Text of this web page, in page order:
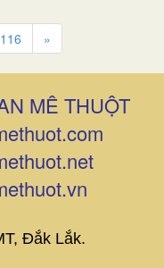
116 »
MÊ THUỘT
Đắk Lắk.